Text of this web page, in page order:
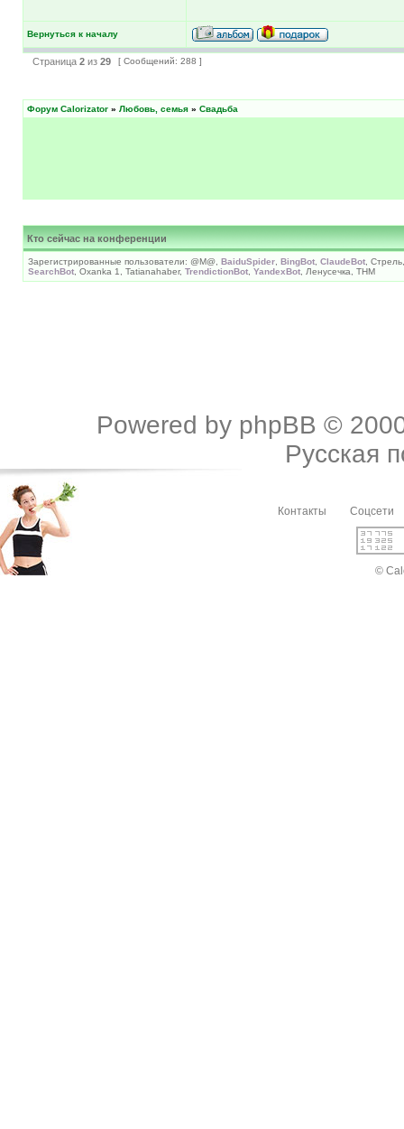
Вернуться к началу
Страница 2 из 29 [ Сообщений: 288 ]
Форум Calorizator » Любовь, семья » Свадьба
Кто сейчас на конференции
Зарегистрированные пользователи: @M@, BaiduSpider BingBot ClaudeBot ,
SearchBot , Oxanka 1, Tatianahaber, TrendictionBot YandexBot , Ленусечка, ТНМ
Powered by phpBB ©
Русская
Контакты Соцсети
©